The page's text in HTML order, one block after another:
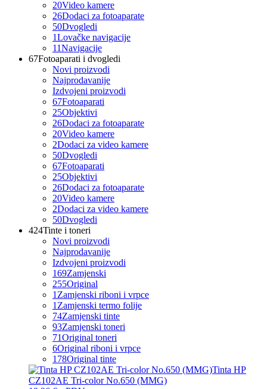
20Video kamere
26Dodaci za fotoaparate
50Dvogledi
1Lovačke navigacije
11Navigacije
67Fotoaparati i dvogledi
Novi proizvodi
Najprodavanije
Izdvojeni proizvodi
67Fotoaparati
25Objektivi
26Dodaci za fotoaparate
20Video kamere
2Dodaci za video kamere
50Dvogledi
67Fotoaparati
25Objektivi
26Dodaci za fotoaparate
20Video kamere
2Dodaci za video kamere
50Dvogledi
424Tinte i toneri
Novi proizvodi
Najprodavanije
Izdvojeni proizvodi
169Zamjenski
255Original
1 Zamjenski riboni i vrpce
1 Zamjenski termo folije
74Zamjenski tinte
93Zamjenski toneri
71Original toneri
6Original riboni i vrpce
178Original tinte
Tinta HP
CZ102AE Tri-color No.650 (MMG)